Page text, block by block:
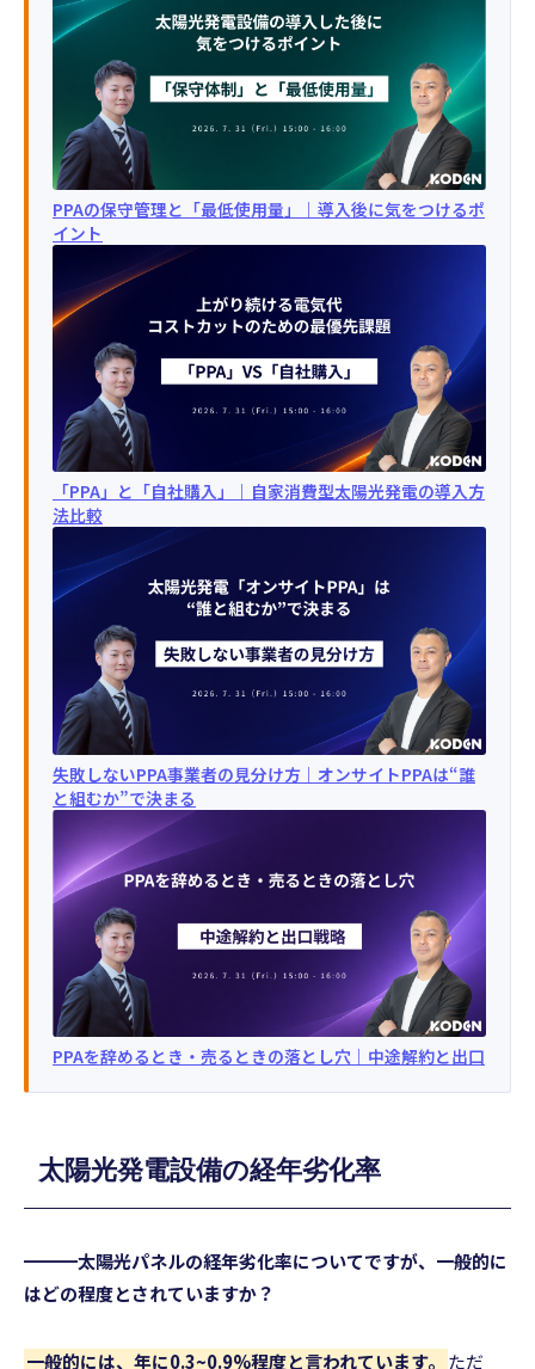
PPAの保守管理と「最低使用量」｜導入後に気をつけるポ
イント
「PPA」と「自社購入」｜自家消費型太陽光発電の導入方
法比較
失敗しないPPA事業者の見分け方｜オンサイトPPAは“誰
と組むか”で決まる
PPAを辞めるとき・売るときの落とし穴｜中途解約と出口
太陽光発電設備の経年劣化率
━━━太陽光パネルの経年劣化率についてですが、一般的に
はどの程度とされていますか？
一般的には、年に0.3~0.9%程度と言われています。 ただ